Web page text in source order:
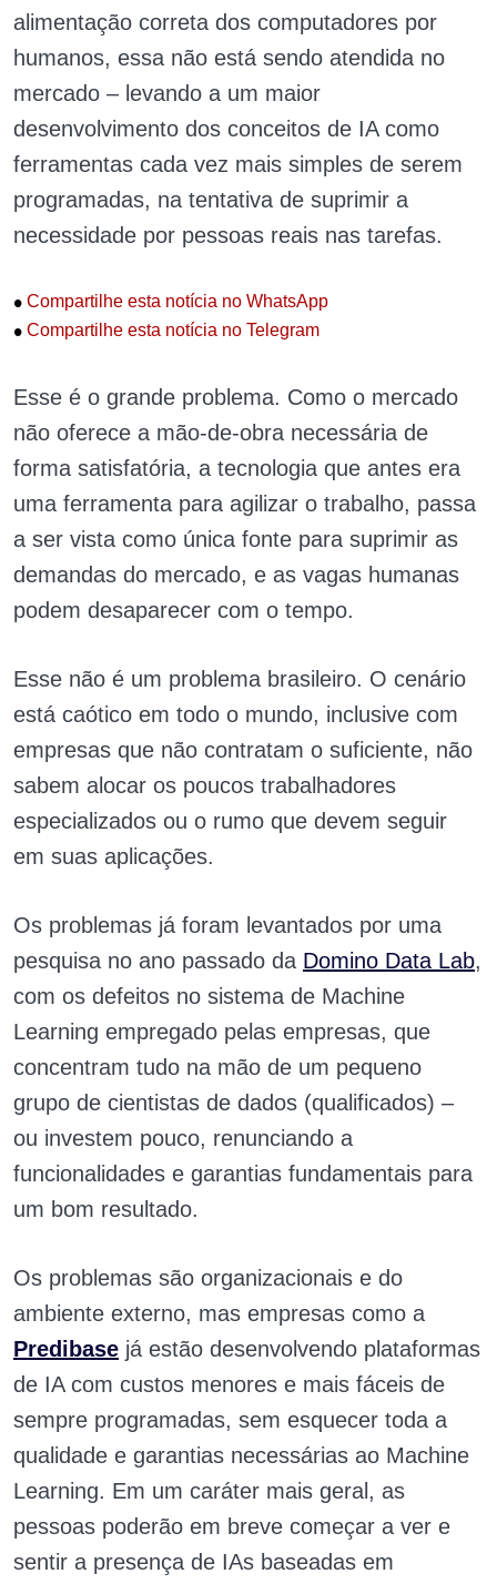
alimentação correta dos computadores por
humanos, essa não está sendo atendida no
mercado – levando a um maior
desenvolvimento dos conceitos de IA como
ferramentas cada vez mais simples de serem
programadas, na tentativa de suprimir a
necessidade por pessoas reais nas tarefas.
• Compartilhe esta notícia no WhatsApp
• Compartilhe esta notícia no Telegram
Esse é o grande problema. Como o mercado
não oferece a mão-de-obra necessária de
forma satisfatória, a tecnologia que antes era
uma ferramenta para agilizar o trabalho, passa
a ser vista como única fonte para suprimir as
demandas do mercado, e as vagas humanas
podem desaparecer com o tempo.
Esse não é um problema brasileiro. O cenário
está caótico em todo o mundo, inclusive com
empresas que não contratam o suficiente, não
sabem alocar os poucos trabalhadores
especializados ou o rumo que devem seguir
em suas aplicações.
Os problemas já foram levantados por uma
pesquisa no ano passado da Domino Data Lab,
com os defeitos no sistema de Machine
Learning empregado pelas empresas, que
concentram tudo na mão de um pequeno
grupo de cientistas de dados (qualificados) –
ou investem pouco, renunciando a
funcionalidades e garantias fundamentais para
um bom resultado.
Os problemas são organizacionais e do
ambiente externo, mas empresas como a
Predibase já estão desenvolvendo plataformas
de IA com custos menores e mais fáceis de
sempre programadas, sem esquecer toda a
qualidade e garantias necessárias ao Machine
Learning. Em um caráter mais geral, as
pessoas poderão em breve começar a ver e
sentir a presença de IAs baseadas em